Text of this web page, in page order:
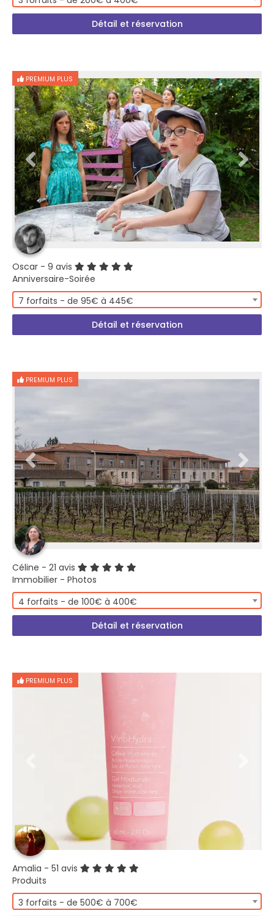
Détail et réservation
PREMIUM PLUS
Oscar - 9 avis
Anniversaire-Soirée
7 forfaits - de 95€ à 445€
Détail et réservation
PREMIUM PLUS
Céline - 21 avis
Immobilier - Photos
4 forfaits - de 100€ à 400€
Détail et réservation
PREMIUM PLUS
Amalia - 51 avis
Produits
3 forfaits - de 500€ à 700€